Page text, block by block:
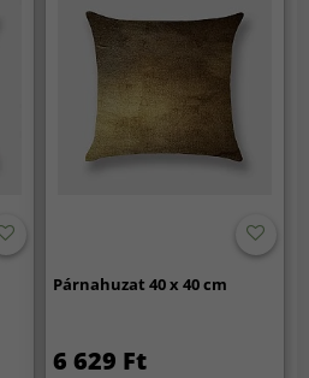
Párnahuzat 40 x 40 cm
6 629 Ft